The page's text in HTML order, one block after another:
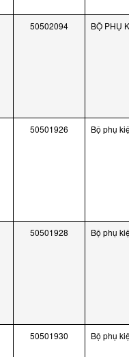
50502094 BỘ PHỤ
50501926 Bộ phụ
50501928 Bộ phụ
50501930 Bộ phụ